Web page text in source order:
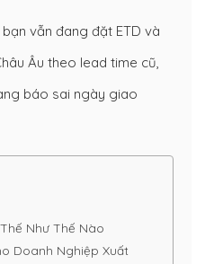
vẫn đang đặt ETD và
Âu theo lead time cũ,
báo sai ngày giao
Như Thế Nào
Doanh Nghiệp Xuất